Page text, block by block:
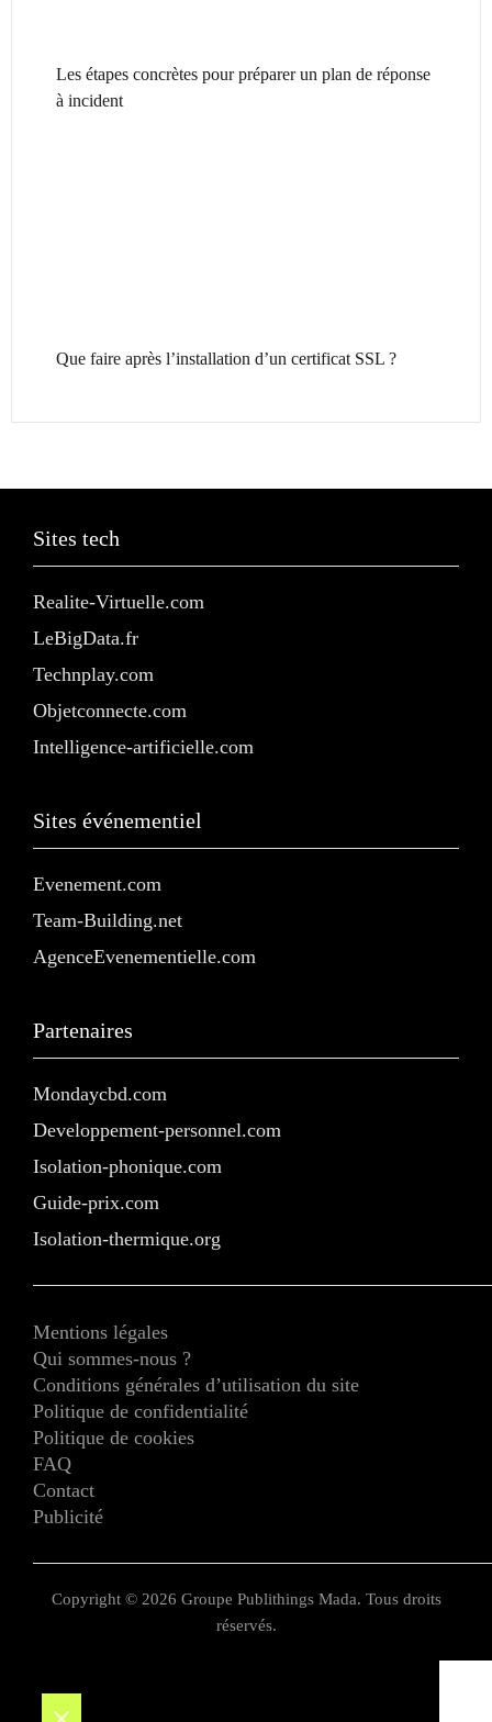
Les étapes concrètes pour préparer un plan de réponse
à incident
Que faire après l’installation d’un certificat SSL ?
Sites tech
Realite-Virtuelle.com
LeBigData.fr
Technplay.com
Objetconnecte.com
Intelligence-artificielle.com
Sites événementiel
Evenement.com
Team-Building.net
AgenceEvenementielle.com
Partenaires
Mondaycbd.com
Developpement-personnel.com
Isolation-phonique.com
Guide-prix.com
Isolation-thermique.org
Mentions légales
Qui sommes-nous ?
Conditions générales d’utilisation du site
Politique de confidentialité
Politique de cookies
FAQ
Contact
Publicité
Copyright © 2026 Groupe Publithings Mada. Tous droits
réservés.